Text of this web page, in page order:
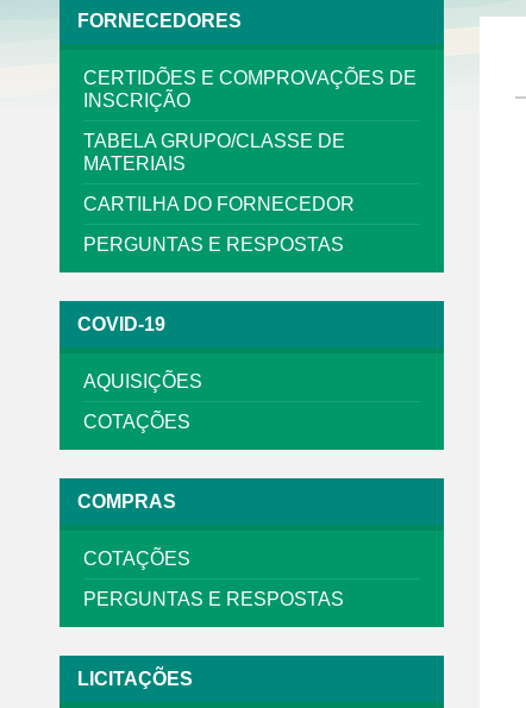
FORNECEDORES
CERTIDÕES E COMPROVAÇÕES DE
INSCRIÇÃO
TABELA GRUPO/CLASSE DE
MATERIAIS
CARTILHA DO FORNECEDOR
PERGUNTAS E RESPOSTAS
COVID-19
AQUISIÇÕES
COTAÇÕES
COMPRAS
COTAÇÕES
PERGUNTAS E RESPOSTAS
LICITAÇÕES